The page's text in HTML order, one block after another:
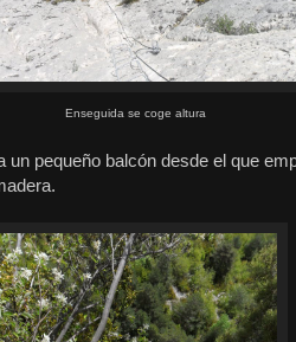
Enseguida se coge altura
pequeño balcón desde el que